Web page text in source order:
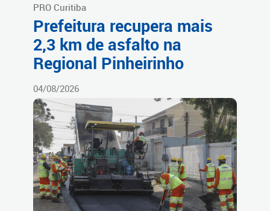
PRO Curitiba
Prefeitura recupera mais
2,3 km de asfalto na
Regional Pinheirinho
04/08/2026